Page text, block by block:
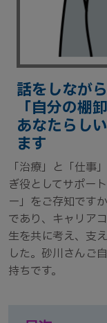
話をしなが
「自分の棚
あなたらし
ます
「治療」と「仕事
ぎ役としてサポー
ー」をご存知です
であり、キャリア
生を共に考え、支
した。砂川さんご
持ちです。